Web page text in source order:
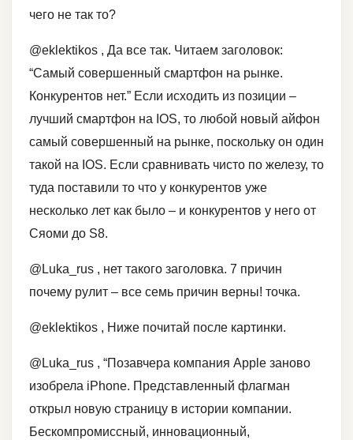
чего не так то?
@eklektikos , Да все так. Читаем заголовок:
“Самый совершенный смартфон на рынке.
Конкурентов нет.” Если исходить из позиции –
лучший смартфон на IOS, то любой новый айфон
самый совершенный на рынке, поскольку он один
такой на IOS. Если сравнивать чисто по железу, то
туда поставили то что у конкурентов уже
несколько лет как было – и конкурентов у него от
Сяоми до S8.
@Luka_rus , нет такого заголовка. 7 причин
почему рулит – все семь причин верны! точка.
@eklektikos , Ниже почитай после картинки.
@Luka_rus , “Позавчера компания Apple заново
изобрела iPhone. Представленный флагман
открыл новую страницу в истории компании.
Бескомпромиссный, инновационный,